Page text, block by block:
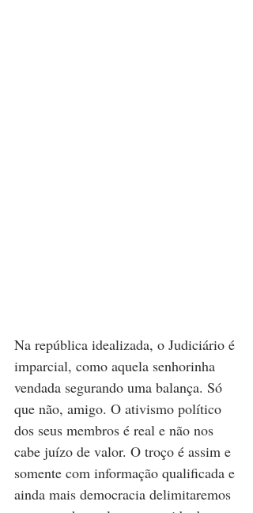
Na república idealizada, o Judiciário é
imparcial, como aquela senhorinha
vendada segurando uma balança. Só
que não, amigo. O ativismo político
dos seus membros é real e não nos
cabe juízo de valor. O troço é assim e
somente com informação qualificada e
ainda mais democracia delimitaremos